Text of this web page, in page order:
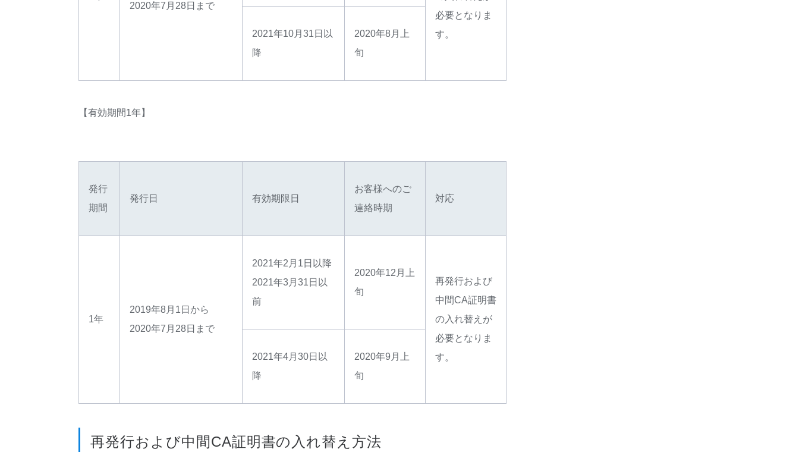
2020年7月28日まで
必要となりま
す。
2021年10月31日以
降
2020年8月上
旬
【有効期間1年】
発行
期間
発行日 有効期限日
お客様へのご
連絡時期
対応
1年
2019年8月1日から
2020年7月28日まで
2021年2月1日以降
2021年3月31日以
前
2020年12月上
旬
再発行および
中間CA証明書
の入れ替えが
必要となりま
す。
2021年4月30日以
降
2020年9月上
旬
再発行および中間CA証明書の入れ替え方法